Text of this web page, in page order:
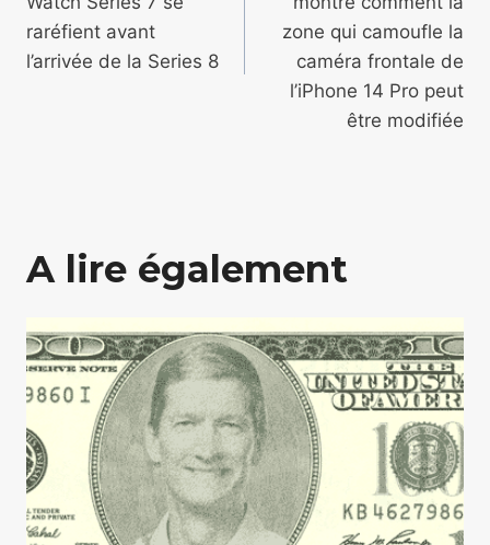
raréfient avant
l’arrivée de la Series 8
zone qui camoufle la
caméra frontale de
l’iPhone 14 Pro peut
être modifiée
A lire également